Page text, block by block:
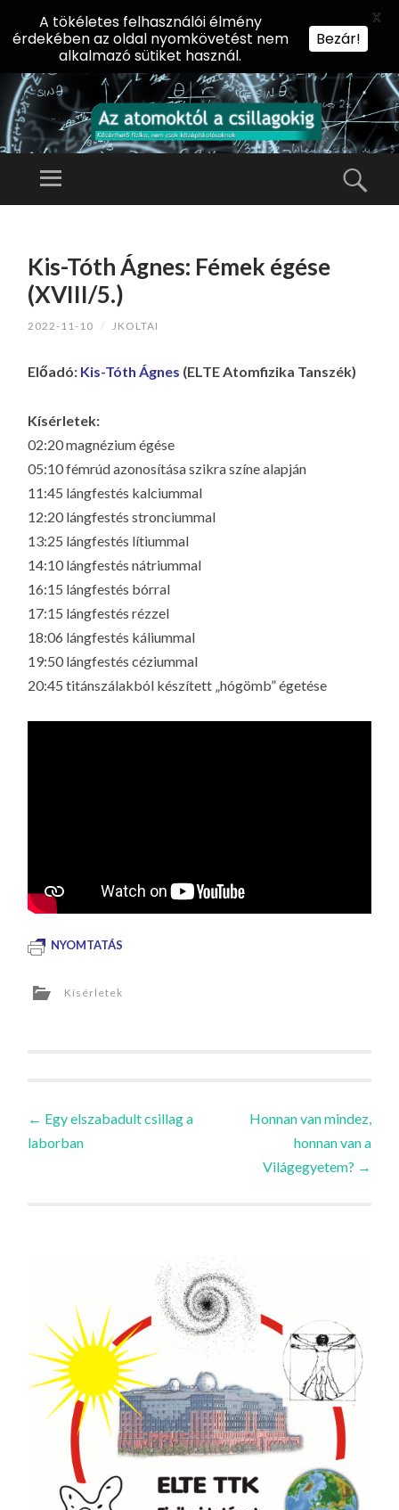
AZ
KT
CS
O
Előadássorozat
Természettudományi
Menü
TARTALOMHOZ
Kis-Tóth Ágnes: Fémek égése
(XVIII/5.)
2022-11-10 / JKOLTAI
Előadó: Kis-Tóth Ágnes (ELTE Atomfizika Tanszék)
Kísérletek:
02:20 magnézium égése
05:10 fémrúd azonosítása szikra színe alapján
11:45 lángfestés kalciummal
12:20 lángfestés stronciummal
13:25 lángfestés lítiummal
14:10 lángfestés nátriummal
16:15 lángfestés bórral
17:15 lángfestés rézzel
18:06 lángfestés káliummal
19:50 lángfestés céziummal
20:45 titánszálakból készített „hógömb” égetése
NYOMTATÁS
Kísérletek
Bejegyzések
← Egy elszabadult csillag a
laborban
Honnan van mindez,
honnan van a
Világegyetem? →
A tökéletes felhasználói élmény
érdekében az oldal nyomkövetést nem
alkalmazó sütiket használ.
Bezár!
X